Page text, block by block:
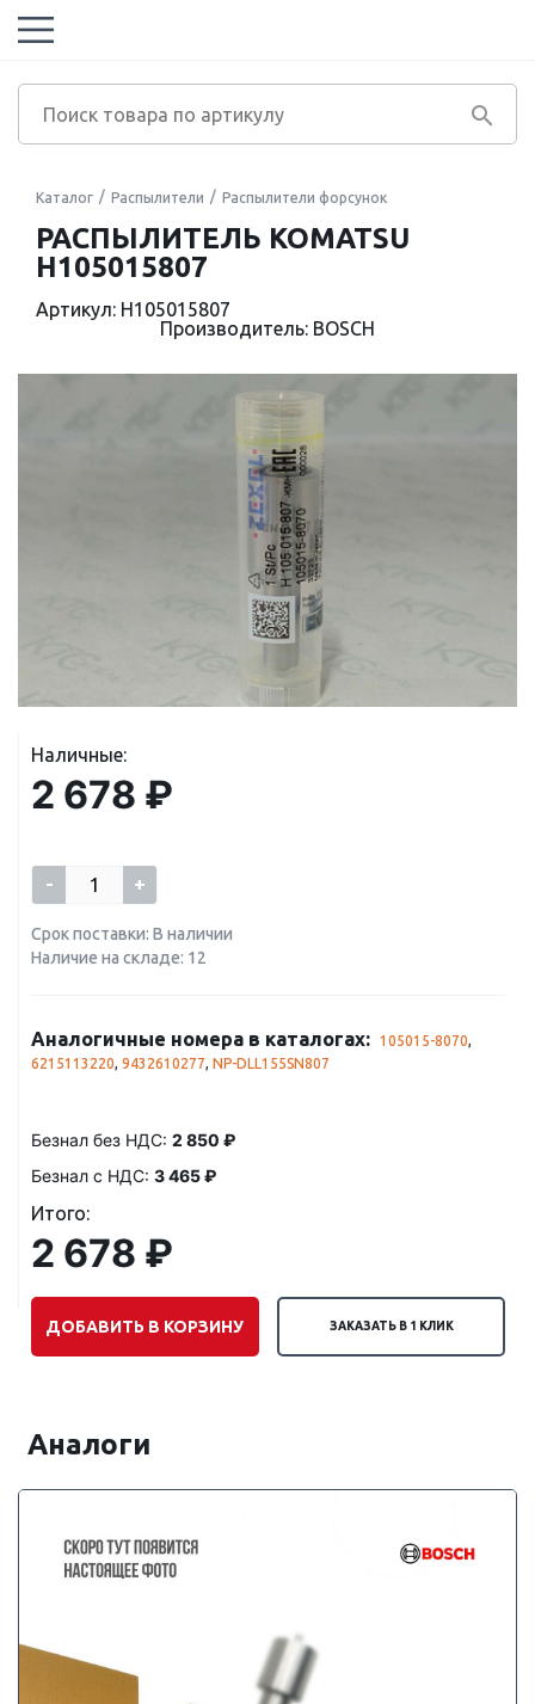
Каталог Распылители Распылители форсунок
РАСПЫЛИТЕЛЬ KOMATSU
H105015807
Артикул: H105015807
Производитель: BOSCH
Наличные:
2 678 ₽
- +
Срок поставки: В наличии
Наличие на складе: 12
Аналогичные номера в каталогах: 105015-8070,
6215113220, 9432610277, NP-DLL155SN807
Безнал без НДС: 2 850 ₽
Безнал с НДС: 3 465 ₽
Итого:
2 678 ₽
ДОБАВИТЬ В КОРЗИНУ ЗАКАЗАТЬ В 1 КЛИК
Аналоги